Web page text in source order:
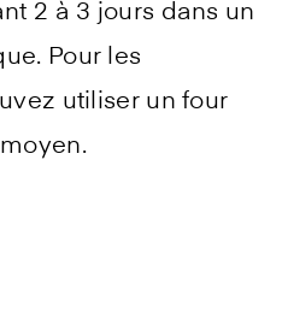
2 à 3 jours dans un
Pour les
utiliser un four